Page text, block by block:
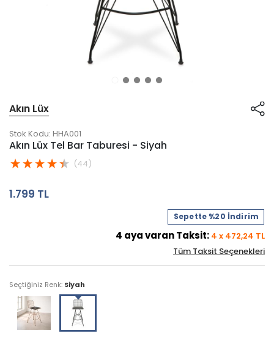
Akın Lüx
Stok Kodu: HHA001
Akın Lüx Tel Bar Taburesi - Siyah
(44)
1.799 TL
Sepette %20 İndirim
4 aya varan Taksit: 4 x 472,24 TL
Tüm Taksit Seçenekleri
Seçtiğiniz Renk: Siyah